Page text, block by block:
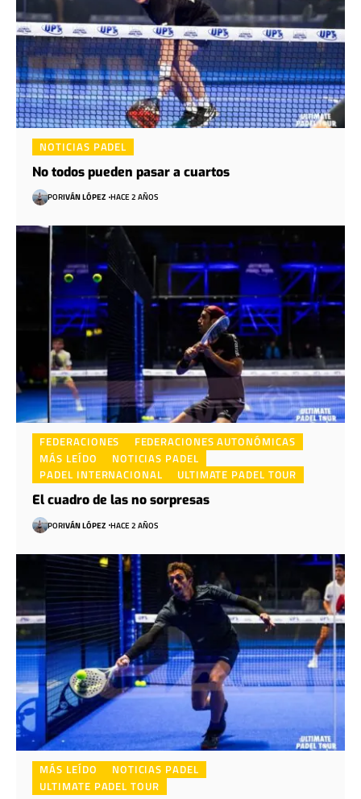
NOTICIAS PADEL
No todos pueden pasar a cuartos
PORIVÁN LÓPEZ HACE 2 AÑOS
FEDERACIONES
FEDERACIONES AUTONÓMICAS
MÁS LEÍDO
NOTICIAS PADEL
PADEL INTERNACIONAL
ULTIMATE PADEL TOUR
El cuadro de las no sorpresas
PORIVÁN LÓPEZ HACE 2 AÑOS
MÁS LEÍDO
NOTICIAS PADEL
ULTIMATE PADEL TOUR